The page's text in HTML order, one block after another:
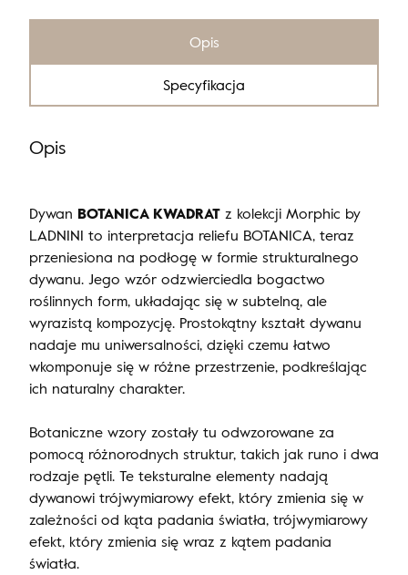
Opis
Specyfikacja
Opis
Dywan BOTANICA KWADRAT z kolekcji Morphic by
LADNINI to interpretacja reliefu BOTANICA, teraz
przeniesiona na podłogę w formie strukturalnego
dywanu. Jego wzór odzwierciedla bogactwo
roślinnych form, układając się w subtelną, ale
wyrazistą kompozycję. Prostokątny kształt dywanu
nadaje mu uniwersalności, dzięki czemu łatwo
wkomponuje się w różne przestrzenie, podkreślając
ich naturalny charakter.
Botaniczne wzory zostały tu odwzorowane za
pomocą różnorodnych struktur, takich jak runo i dwa
rodzaje pętli. Te teksturalne elementy nadają
dywanowi trójwymiarowy efekt, który zmienia się w
zależności od kąta padania światła, trójwymiarowy
efekt, który zmienia się wraz z kątem padania
światła.